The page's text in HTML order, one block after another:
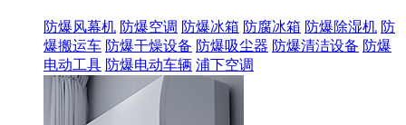
防爆风幕机 防爆空调 防爆冰箱 防腐冰箱 防爆除湿机 防
爆搬运车 防爆干燥设备 防爆吸尘器 防爆清洁设备 防爆
电动工具 防爆电动车辆 浦下空调